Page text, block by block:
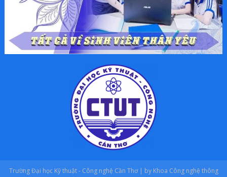
Trường Đại học Kỹ thuật - Công nghệ Cần Thơ | by Khoa Công nghệ thông